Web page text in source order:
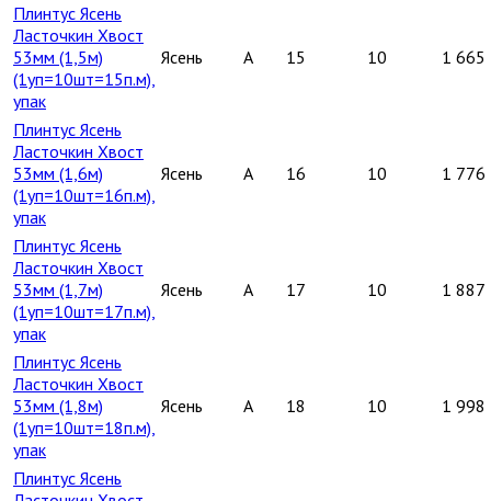
Плинтус Ясень
Ласточкин Хвост
53мм (1,5м)
(1уп=10шт=15п.м),
упак
Ясень A 15 10 1 665
Плинтус Ясень
Ласточкин Хвост
53мм (1,6м)
(1уп=10шт=16п.м),
упак
Ясень A 16 10 1 776
Плинтус Ясень
Ласточкин Хвост
53мм (1,7м)
(1уп=10шт=17п.м),
упак
Ясень A 17 10 1 887
Плинтус Ясень
Ласточкин Хвост
53мм (1,8м)
(1уп=10шт=18п.м),
упак
Ясень A 18 10 1 998
Плинтус Ясень